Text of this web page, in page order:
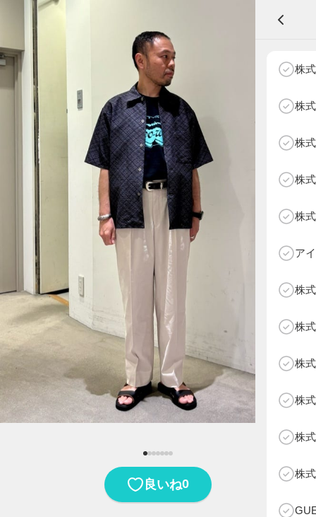
アパレル部門 物販部門 NEXT AGE
HOME
NEWS
ABOUT SOTY
Follow Us
A
株
株
株
株
株
ア
株
株
株
株
株
株
良いね0